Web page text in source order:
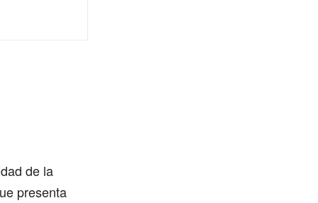
de la
presenta